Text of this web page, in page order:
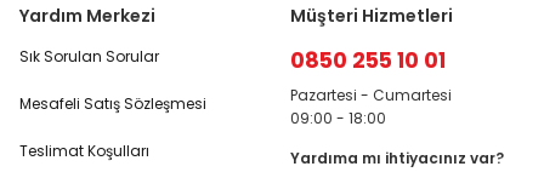
Yardım Merkezi
Sık Sorulan Sorular
Mesafeli Satış Sözleşmesi
Teslimat Koşulları
Müşteri Hizmetleri
0850 255 10 01
Pazartesi - Cumartesi
09:00 - 18:00
Yardıma mı ihtiyacınız var?